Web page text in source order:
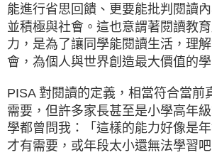
能進行省思回饋、更要能批判閱讀
並積極與社會。這也意謂著閱讀教
力，是為了讓同學能閱讀生活，理
會，為個人與世界創造最大價值的學
PISA 對閱讀的定義，相當符合當前
需要，但許多家長甚至是小學高年
學都曾問我：「這樣的能力好像是
才有需要，或年段太小還無法學習